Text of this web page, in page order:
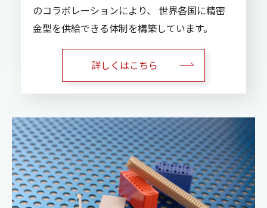
のコラボレーションにより、
世界各国に精密
金型を供給できる体制を構築しています。
詳しくはこちら